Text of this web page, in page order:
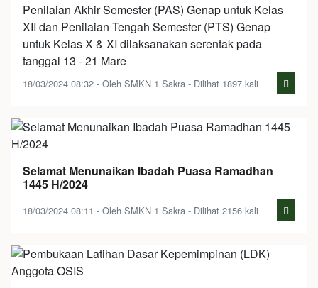
Penilaian Akhir Semester (PAS) Genap untuk Kelas
XII dan Penilaian Tengah Semester (PTS) Genap
untuk Kelas X & XI dilaksanakan serentak pada
tanggal 13 - 21 Mare
18/03/2024 08:32 - Oleh SMKN 1 Sakra - Dilihat 1897 kali
Selamat Menunaikan Ibadah Puasa Ramadhan
1445 H/2024
18/03/2024 08:11 - Oleh SMKN 1 Sakra - Dilihat 2156 kali